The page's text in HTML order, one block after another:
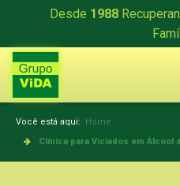
Desde 1988
Você está aqui: Home
Clínica para Viciados em Álcool